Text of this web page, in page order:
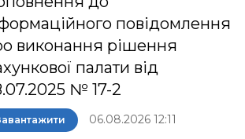
повідомлення
виконання рішення
палати від
№ 17-2
06.08.2026 12:11